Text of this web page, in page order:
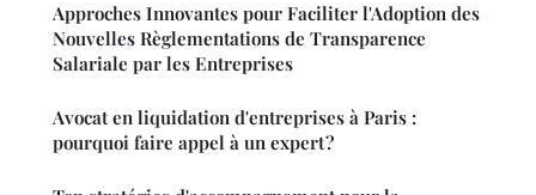
Approches Innovantes pour Faciliter l'Adoption des
Nouvelles Règlementations de Transparence
Salariale par les Entreprises
Avocat en liquidation d'entreprises à Paris :
pourquoi faire appel à un expert ?